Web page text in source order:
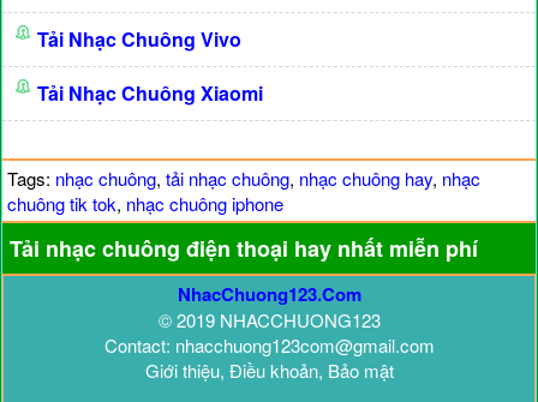
Tải Nhạc Chuông Vivo
Tải Nhạc Chuông Xiaomi
Tags: nhạc chuông, tải nhạc chuông, nhạc chuông hay, nhạc
chuông tik tok, nhạc chuông iphone
Tải nhạc chuông điện thoại hay nhất miễn phí
NhacChuong123.Com
© 2019 NHACCHUONG123
Contact: nhacchuong123com@gmail.com
Giới thiệu, Điều khoản, Bảo mật